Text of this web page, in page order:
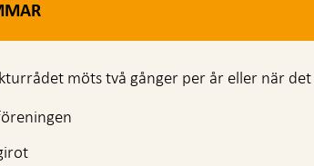
möts två gånger per år eller när det